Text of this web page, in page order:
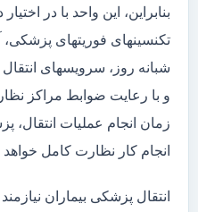
بنابراین، این واحد با در
تکنسینهای فوریتهای پزشکی،
شبانه روز، سرویسهای
و با رعایت ضوابط مراکز
زمان انجام عملیات
انجام کار نظارت کامل
انتقال پزشکی بیماران